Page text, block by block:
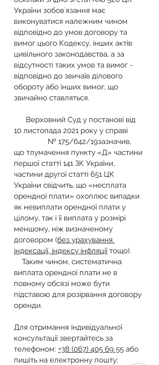
України зобов`язання має
виконуватися належним чином
відповідно до умов договору та
вимог цього Кодексу, інших актів
цивільного законодавства, а за
відсутності таких умов та вимог -
відповідно до звичаїв ділового
обороту або інших вимог, що
звичайно ставляться.
Верховний Суд у постанові від
10 листопада 2021 року у справі
№ 175/642/19зазначив,
що тлумачення пункту «Д» частини
першої статті 141 ЗК України,
частини другої статті 651 ЦК
України свідчить, що «несплата
орендної плати» охоплює випадки
як невиплати орендної плати у
цілому, так і її виплата у розмірі
меншому, ніж визначеному
договором (без урахування
індексації, індексу інфляції тощо).
Таким чином, систематична
виплата орендної плати не в
повному обсязі може бути
підставою для розірвання договору
оренди.
Для отримання індивідуальної
консультації звертайтесь за
телефоном: +38 (067) 405 69 55 або
пишіть на електронну пошту: